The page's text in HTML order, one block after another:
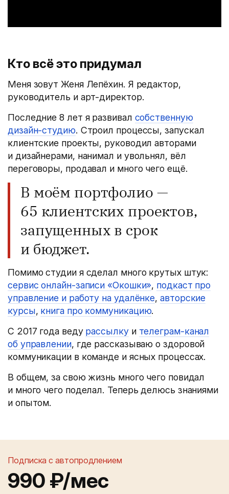
Кто всё это придумал
Меня зовут Женя Лепёхин. Я редактор,
руководитель и арт-директор.
Последние 8 лет я развивал собственную
дизайн-студию. Строил процессы, запускал
клиентские проекты, руководил авторами
и дизайнерами, нанимал и увольнял, вёл
переговоры, продавал и много чего ещё.
В моём портфолио —
65 клиентских проектов,
запущенных в срок
и бюджет.
Помимо студии я сделал много крутых штук:
сервис онлайн-записи «Окошки», подкаст про
управление и работу на удалёнке,авторские
курсы, книга про коммуникацию.
С 2017 года веду рассылкуи телеграм-канал
об управлении, где рассказываю о здоровой
коммуникации в команде и ясных процессах.
В общем, за свою жизнь много чего повидал
и много чего поделал. Теперь делюсь знаниями
и опытом.
Подписка с автопродлением
990 ₽/мес